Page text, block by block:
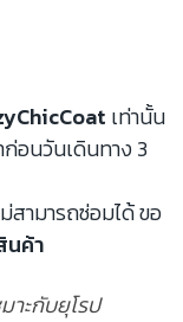
เท่านั้น
อนวันเดินทาง 3
ามารถซ่อมได้ ขอ
นค้า
าะกับยุโรป